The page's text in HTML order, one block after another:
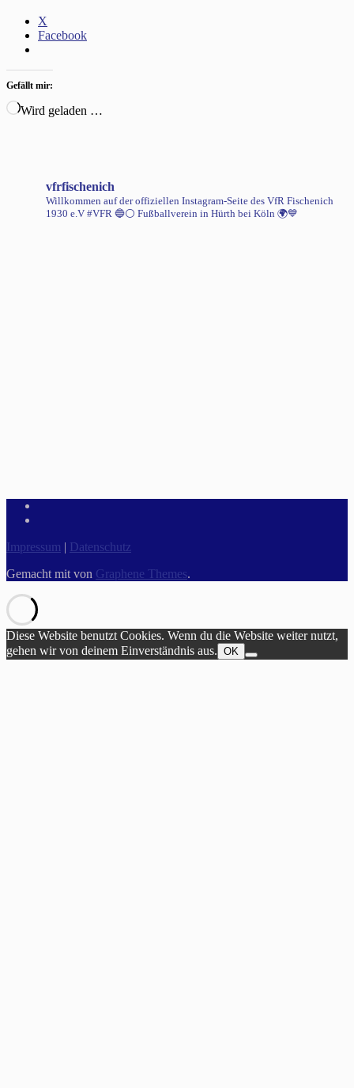
X
Facebook
Gefällt mir:
Wird geladen …
vfrfischenich
Willkommen auf der offiziellen Instagram-Seite des VfR Fischenich
1930 e.V #VFR 🔵⚪️ Fußballverein in Hürth bei Köln 🌍💙
Impressum | Datenschutz
Gemacht mit von Graphene Themes.
Diese Website benutzt Cookies. Wenn du die Website weiter nutzt,
gehen wir von deinem Einverständnis aus. OK